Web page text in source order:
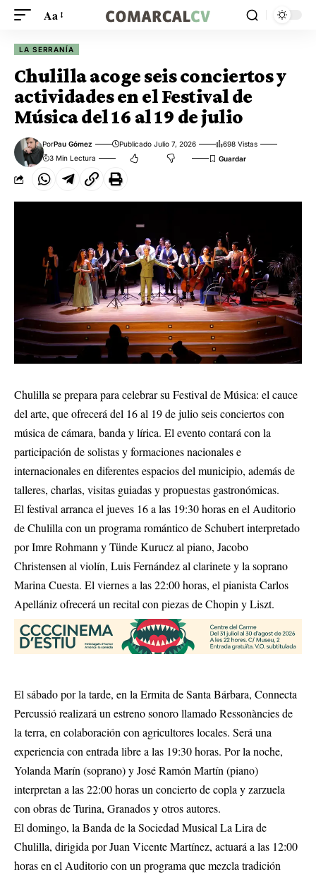
Aa
LA SERRANÍA
Chulilla acoge seis conciertos y
actividades en el Festival de
Música del 16 al 19 de julio
PorPau Gómez Publicado Julio 7, 2026
698 Vistas
3 Min Lectura
Chulilla se prepara para celebrar su Festival de Música: el cauce
del arte, que ofrecerá del 16 al 19 de julio seis conciertos con
música de cámara, banda y lírica. El evento contará con la
participación de solistas y formaciones nacionales e
internacionales en diferentes espacios del municipio, además de
talleres, charlas, visitas guiadas y propuestas gastronómicas.
El festival arranca el jueves 16 a las 19:30 horas en el Auditorio
de Chulilla con un programa romántico de Schubert interpretado
por Imre Rohmann y Tünde Kurucz al piano, Jacobo
Christensen al violín, Luis Fernández al clarinete y la soprano
Marina Cuesta. El viernes a las 22:00 horas, el pianista Carlos
Apellániz ofrecerá un recital con piezas de Chopin y Liszt.
El sábado por la tarde, en la Ermita de Santa Bárbara, Connecta
Percussió realizará un estreno sonoro llamado Ressonàncies de
la terra, en colaboración con agricultores locales. Será una
experiencia con entrada libre a las 19:30 horas. Por la noche,
Yolanda Marín (soprano) y José Ramón Martín (piano)
interpretan a las 22:00 horas un concierto de copla y zarzuela
con obras de Turina, Granados y otros autores.
El domingo, la Banda de la Sociedad Musical La Lira de
Chulilla, dirigida por Juan Vicente Martínez, actuará a las 12:00
horas en el Auditorio con un programa que mezcla tradición